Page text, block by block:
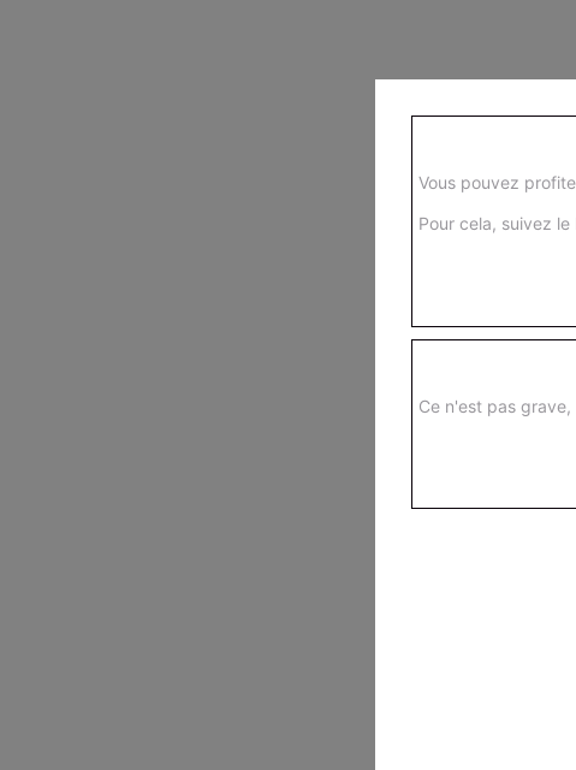
Vous pouvez
Pour cela, suivez le
Ce n'est pas